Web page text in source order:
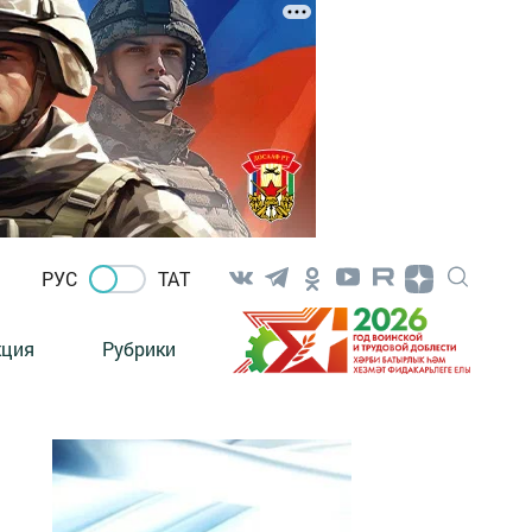
РУС ТАТ
Рубрики